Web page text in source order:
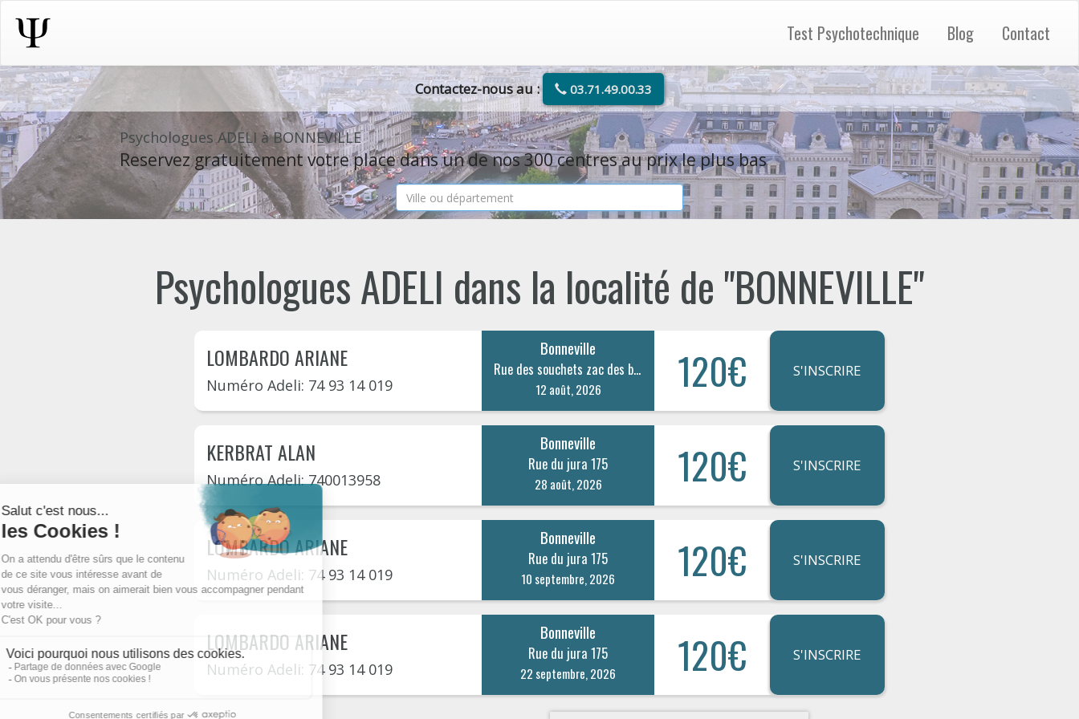
Test Psychotechnique Blog Contact
Contactez-nous au : 03.71.49.00.33
Psychologues ADELI à BONNEVILLE
Reservez gratuitement votre place dans un de nos 300 centres au prix le plus bas
Psychologues ADELI dans la localité de "BONNEVILLE"
LOMBARDO ARIANE
Numéro Adeli: 74 93 14 019
Bonneville
Rue des souchets zac des bordets 41
12 août, 2026 120€ S'INSCRIRE
KERBRAT ALAN
Numéro Adeli: 740013958
Bonneville
Rue du jura 175
28 août, 2026 120€ S'INSCRIRE
LOMBARDO ARIANE
Numéro Adeli: 74 93 14 019
Bonneville
Rue du jura 175
10 septembre, 2026 120€ S'INSCRIRE
LOMBARDO ARIANE
Numéro Adeli: 74 93 14 019
Bonneville
Rue du jura 175
22 septembre, 2026 120€ S'INSCRIRE